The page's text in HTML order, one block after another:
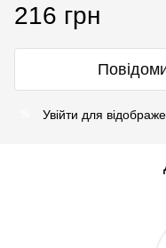
216 грн
Увійти для